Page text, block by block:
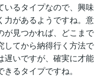
いるタイプなので、興味
力があるようですね。意
が見つかれば、どこまで
してから納得行く方法で
遅いですが、確実に才能
るタイプですね。